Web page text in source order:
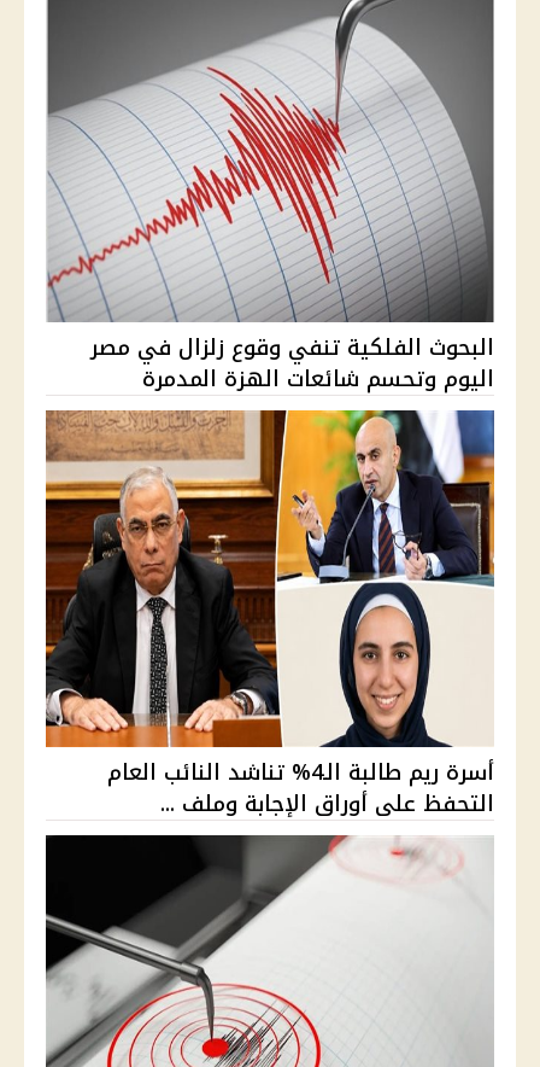
البحوث الفلكية تنفي وقوع زلزال في مصر
اليوم وتحسم شائعات الهزة المدمرة
أسرة ريم طالبة الـ4% تناشد النائب العام
التحفظ على أوراق الإجابة وملف ...